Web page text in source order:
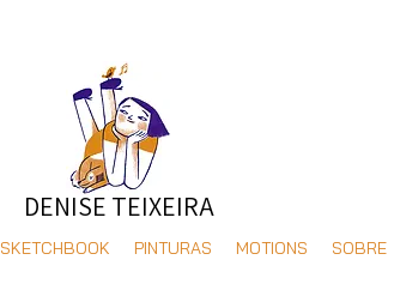
DENISE TEIXEIRA
SKETCHBOOK PINTURAS MOTIONS SOBRE